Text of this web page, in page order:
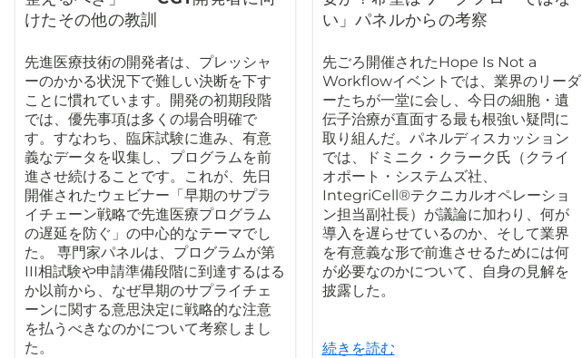
けたその他の教訓
先進医療技術の開発者は、プレッシャ
ーのかかる状況下で難しい決断を下す
ことに慣れています。開発の初期段階
では、優先事項は多くの場合明確で
す。すなわち、臨床試験に進み、有意
義なデータを収集し、プログラムを前
進させ続けることです。これが、先日
開催されたウェビナー「早期のサプラ
イチェーン戦略で先進医療プログラム
の遅延を防ぐ」の中心的なテーマでし
た。 専門家パネルは、プログラムが第
III相試験や申請準備段階に到達するはる
か以前から、なぜ早期のサプライチェ
ーンに関する意思決定に戦略的な注意
を払うべきなのかについて考察しまし
た。
い」パネルからの考察
先ごろ開催されたHope Is Not a
Workflowイベントでは、業界のリーダ
ーたちが一堂に会し、今日の細胞・遺
伝子治療が直面する最も根強い疑問に
取り組んだ。パネルディスカッション
では、ドミニク・クラーク氏（クライ
オポート・システムズ社、
IntegriCell®テクニカルオペレーショ
ン担当副社長）が議論に加わり、何が
導入を遅らせているのか、そして業界
を有意義な形で前進させるためには何
が必要なのかについて、自身の見解を
披露した。
続きを読む